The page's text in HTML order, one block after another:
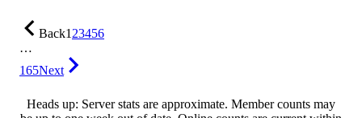
Back123456
…
165Next
Heads up: Server stats are approximate. Member counts may